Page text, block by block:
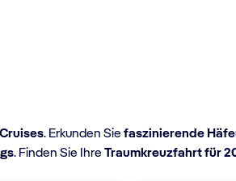
. Erkunden Sie faszinierende
. Finden Sie Ihre Traumkreuzfahrt für